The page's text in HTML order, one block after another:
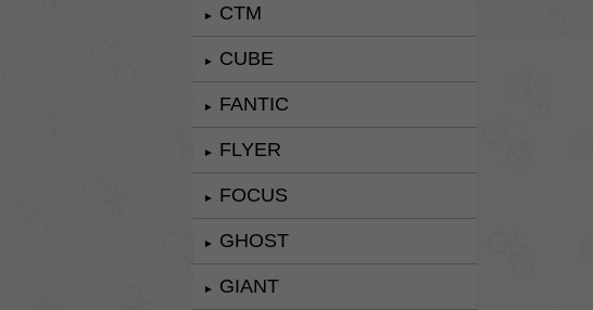
► CTM
► CUBE
► FANTIC
► FLYER
► FOCUS
► GHOST
► GIANT